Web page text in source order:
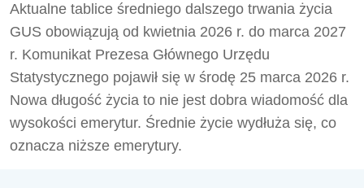
Aktualne tablice średniego dalszego trwania życia
GUS obowiązują od kwietnia 2026 r. do marca 2027
r. Komunikat Prezesa Głównego Urzędu
Statystycznego pojawił się w środę 25 marca 2026 r.
Nowa długość życia to nie jest dobra wiadomość dla
wysokości emerytur. Średnie życie wydłuża się, co
oznacza niższe emerytury.